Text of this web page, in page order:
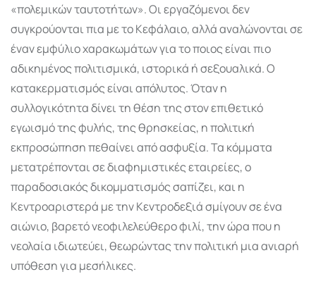
«πολεμικών ταυτοτήτων». Οι εργαζόμενοι δεν
συγκρούονται πια με το Κεφάλαιο, αλλά αναλώνονται σε
έναν εμφύλιο χαρακωμάτων για το ποιος είναι πιο
αδικημένος πολιτισμικά, ιστορικά ή σεξουαλικά. Ο
κατακερματισμός είναι απόλυτος. Όταν η
συλλογικότητα δίνει τη θέση της στον επιθετικό
εγωισμό της φυλής, της θρησκείας, η πολιτική
εκπροσώπηση πεθαίνει από ασφυξία. Τα κόμματα
μετατρέπονται σε διαφημιστικές εταιρείες, ο
παραδοσιακός δικομματισμός σαπίζει, και η
Κεντροαριστερά με την Κεντροδεξιά σμίγουν σε ένα
αιώνιο, βαρετό νεοφιλελεύθερο φιλί, την ώρα που η
νεολαία ιδιωτεύει, θεωρώντας την πολιτική μια ανιαρή
υπόθεση για μεσήλικες.